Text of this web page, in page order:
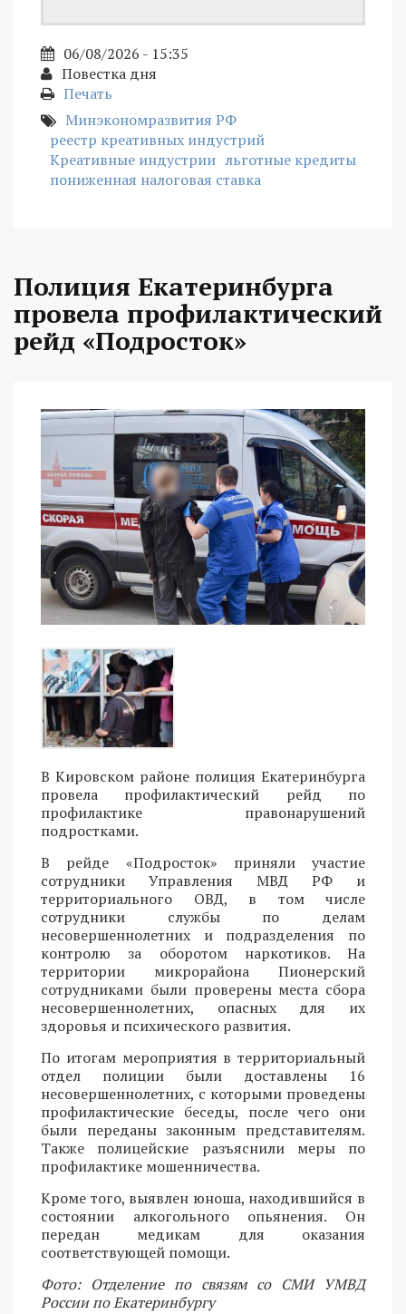
06/08/2026 - 15:35
Повестка дня
Печать
Минэкономразвития РФ
реестр креативных индустрий
Креативные индустрии льготные кредиты
пониженная налоговая ставка
Полиция Екатеринбурга
провела профилактический
рейд «Подросток»
В Кировском районе полиция Екатеринбурга
провела профилактический рейд по
профилактике правонарушений
подростками.
В рейде «Подросток» приняли участие
сотрудники Управления МВД РФ и
территориального ОВД, в том числе
сотрудники службы по делам
несовершеннолетних и подразделения по
контролю за оборотом наркотиков. На
территории микрорайона Пионерский
сотрудниками были проверены места сбора
несовершеннолетних, опасных для их
здоровья и психического развития.
По итогам мероприятия в территориальный
отдел полиции были доставлены 16
несовершеннолетних, с которыми проведены
профилактические беседы, после чего они
были переданы законным представителям.
Также полицейские разъяснили меры по
профилактике мошенничества.
Кроме того, выявлен юноша, находившийся в
состоянии алкогольного опьянения. Он
передан медикам для оказания
соответствующей помощи.
Фото: Отделение по связям со СМИ УМВД
России по Екатеринбургу